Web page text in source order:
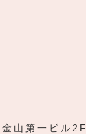
山第一ビル2F